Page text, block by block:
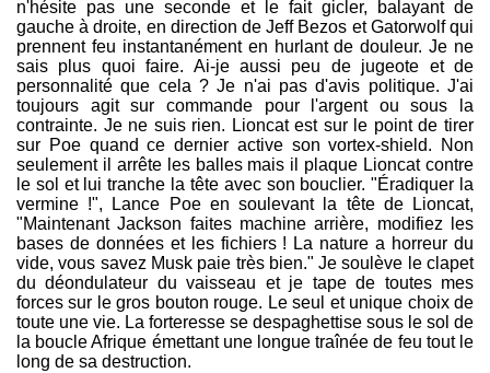
n'hésite pas une seconde et le fait gicler, balayant de
gauche à droite, en direction de Jeff Bezos et Gatorwolf qui
prennent feu instantanément en hurlant de douleur. Je ne
sais plus quoi faire. Ai-je aussi peu de jugeote et de
personnalité que cela ? Je n'ai pas d'avis politique. J'ai
toujours agit sur commande pour l'argent ou sous la
contrainte. Je ne suis rien. Lioncat est sur le point de tirer
sur Poe quand ce dernier active son vortex-shield. Non
seulement il arrête les balles mais il plaque Lioncat contre
le sol et lui tranche la tête avec son bouclier. "Éradiquer la
vermine !", Lance Poe en soulevant la tête de Lioncat,
"Maintenant Jackson faites machine arrière, modifiez les
bases de données et les fichiers ! La nature a horreur du
vide, vous savez Musk paie très bien." Je soulève le clapet
du déondulateur du vaisseau et je tape de toutes mes
forces sur le gros bouton rouge. Le seul et unique choix de
toute une vie. La forteresse se despaghettise sous le sol de
la boucle Afrique émettant une longue traînée de feu tout le
long de sa destruction.